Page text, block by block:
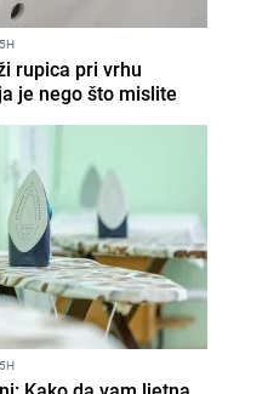
rupica pri vrhu
je nego što mislite